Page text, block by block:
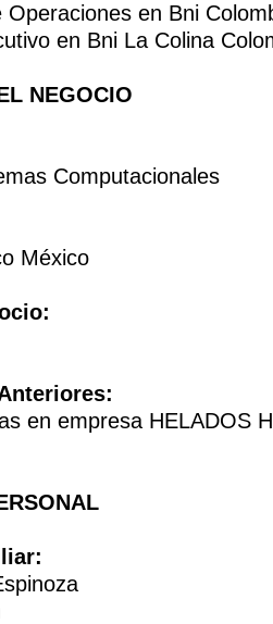
Operaciones en Bni
en Bni La Colina
NEGOCIO
Computacionales
México
en empresa HELADOS